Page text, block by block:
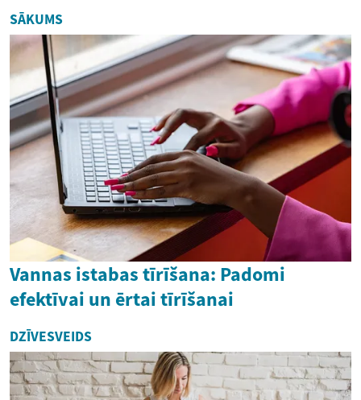
SĀKUMS
Vannas istabas tīrīšana: Padomi
efektīvai un ērtai tīrīšanai
DZĪVESVEIDS